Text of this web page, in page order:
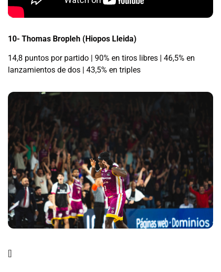
10- Thomas Bropleh (Hiopos Lleida)
14,8 puntos por partido | 90% en tiros libres | 46,5% en
lanzamientos de dos | 43,5% en triples